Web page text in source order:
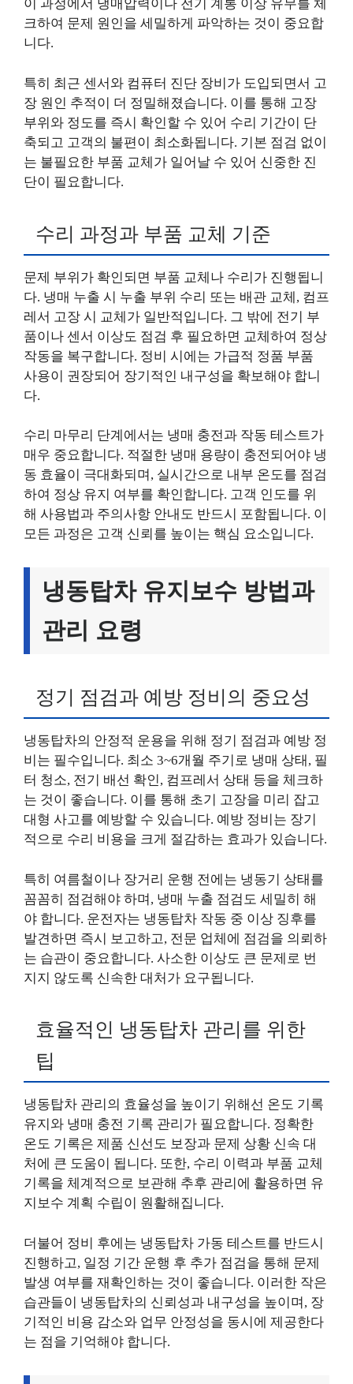
이 과정에서 냉매압력이나 전기 계통 이상 유무를 체
크하여 문제 원인을 세밀하게 파악하는 것이 중요합
니다.
특히 최근 센서와 컴퓨터 진단 장비가 도입되면서 고
장 원인 추적이 더 정밀해졌습니다. 이를 통해 고장
부위와 정도를 즉시 확인할 수 있어 수리 기간이 단
축되고 고객의 불편이 최소화됩니다. 기본 점검 없이
는 불필요한 부품 교체가 일어날 수 있어 신중한 진
단이 필요합니다.
수리 과정과 부품 교체 기준
문제 부위가 확인되면 부품 교체나 수리가 진행됩니
다. 냉매 누출 시 누출 부위 수리 또는 배관 교체, 컴프
레서 고장 시 교체가 일반적입니다. 그 밖에 전기 부
품이나 센서 이상도 점검 후 필요하면 교체하여 정상
작동을 복구합니다. 정비 시에는 가급적 정품 부품
사용이 권장되어 장기적인 내구성을 확보해야 합니
다.
수리 마무리 단계에서는 냉매 충전과 작동 테스트가
매우 중요합니다. 적절한 냉매 용량이 충전되어야 냉
동 효율이 극대화되며, 실시간으로 내부 온도를 점검
하여 정상 유지 여부를 확인합니다. 고객 인도를 위
해 사용법과 주의사항 안내도 반드시 포함됩니다. 이
모든 과정은 고객 신뢰를 높이는 핵심 요소입니다.
냉동탑차 유지보수 방법과
관리 요령
정기 점검과 예방 정비의 중요성
냉동탑차의 안정적 운용을 위해 정기 점검과 예방 정
비는 필수입니다. 최소 3~6개월 주기로 냉매 상태, 필
터 청소, 전기 배선 확인, 컴프레서 상태 등을 체크하
는 것이 좋습니다. 이를 통해 초기 고장을 미리 잡고
대형 사고를 예방할 수 있습니다. 예방 정비는 장기
적으로 수리 비용을 크게 절감하는 효과가 있습니다.
특히 여름철이나 장거리 운행 전에는 냉동기 상태를
꼼꼼히 점검해야 하며, 냉매 누출 점검도 세밀히 해
야 합니다. 운전자는 냉동탑차 작동 중 이상 징후를
발견하면 즉시 보고하고, 전문 업체에 점검을 의뢰하
는 습관이 중요합니다. 사소한 이상도 큰 문제로 번
지지 않도록 신속한 대처가 요구됩니다.
효율적인 냉동탑차 관리를 위한
팁
냉동탑차 관리의 효율성을 높이기 위해선 온도 기록
유지와 냉매 충전 기록 관리가 필요합니다. 정확한
온도 기록은 제품 신선도 보장과 문제 상황 신속 대
처에 큰 도움이 됩니다. 또한, 수리 이력과 부품 교체
기록을 체계적으로 보관해 추후 관리에 활용하면 유
지보수 계획 수립이 원활해집니다.
더불어 정비 후에는 냉동탑차 가동 테스트를 반드시
진행하고, 일정 기간 운행 후 추가 점검을 통해 문제
발생 여부를 재확인하는 것이 좋습니다. 이러한 작은
습관들이 냉동탑차의 신뢰성과 내구성을 높이며, 장
기적인 비용 감소와 업무 안정성을 동시에 제공한다
는 점을 기억해야 합니다.